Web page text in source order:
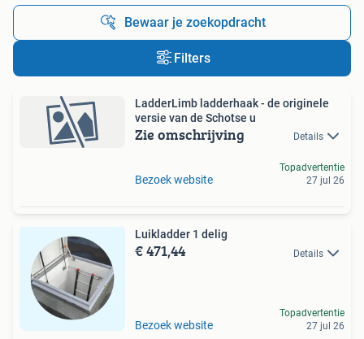
Bewaar je zoekopdracht
Filters
LadderLimb ladderhaak - de originele
versie van de Schotse u
Zie omschrijving Details
Bezoek website
Topadvertentie
27 jul 26
Luikladder 1 delig
€ 471,44 Details
Bezoek website
Topadvertentie
27 jul 26